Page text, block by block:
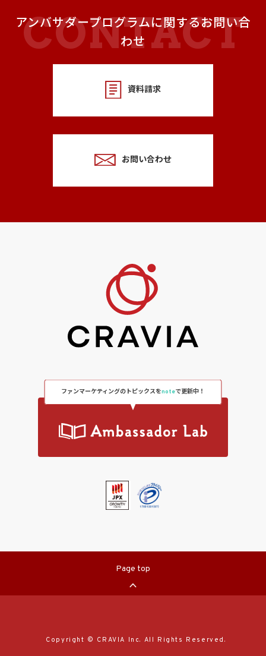
アンバサダープログラムに関するお問い合
わせ
資料請求
お問い合わせ
ファンマーケティングのトピックスをnoteで更新中！
Page top
Copyright © CRAVIA Inc. All Rights Reserved.